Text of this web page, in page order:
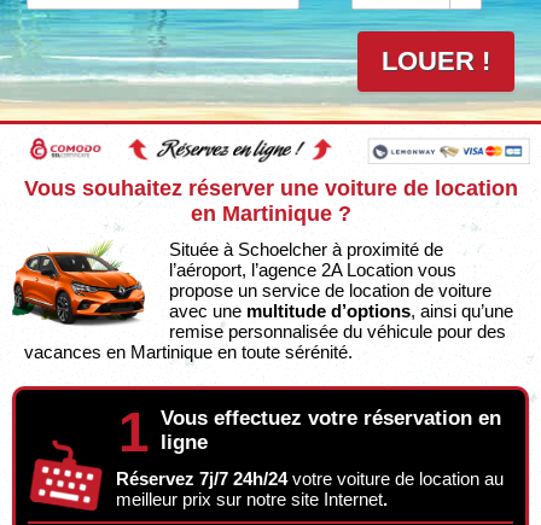
LOUER !
Vous souhaitez réserver une voiture de location
en Martinique ?
Située à Schoelcher à proximité de
l’aéroport, l’agence 2A Location vous
propose un service de location de voiture
avec une multitude d’options, ainsi qu’une
remise personnalisée du véhicule pour des
vacances en Martinique en toute sérénité.
1 Vous effectuez votre réservation en
ligne
Réservez 7j/7 24h/24votre voiture de location au
meilleur prix sur notre site Internet.